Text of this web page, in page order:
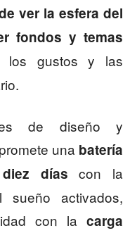
ver la esfera del
fondos y temas
los gustos y las
de diseño y
una batería
días con la
activados,
con la carga